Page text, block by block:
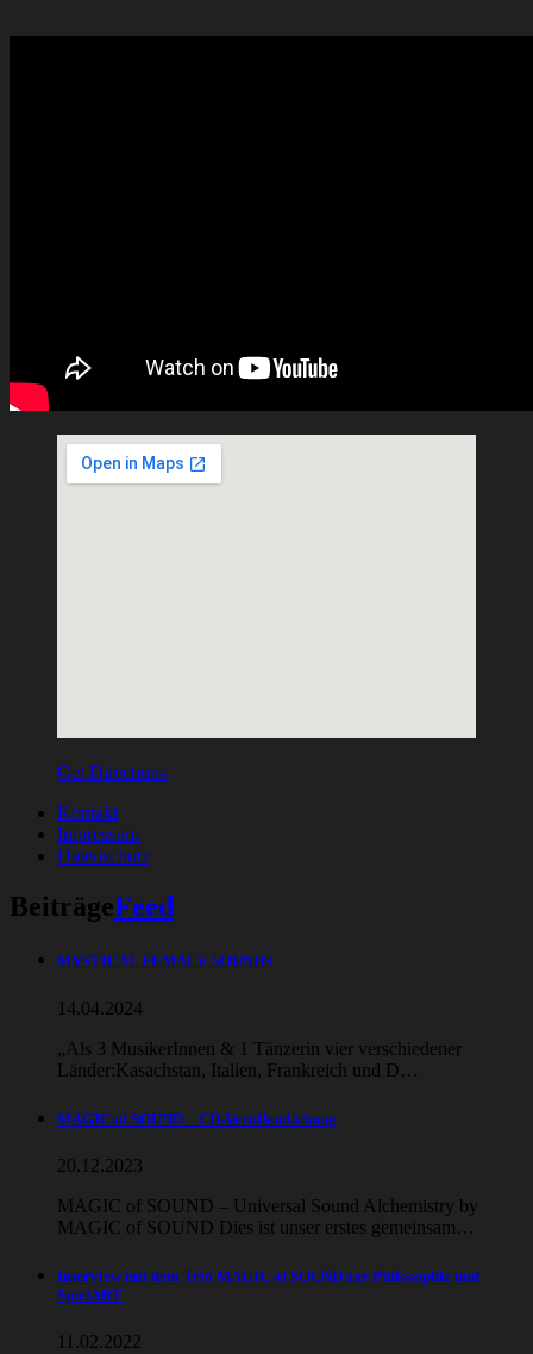
Get Directions
Kontakt
Impressum
Datenschutz
BeiträgeFeed
MYSTICAL FEMALE SOUNDS
14.04.2024
„Als 3 MusikerInnen & 1 Tänzerin vier verschiedener
Länder:Kasachstan, Italien, Frankreich und D…
MAGIC of SOUND – CD-Veröffentlichung
20.12.2023
MAGIC of SOUND – Universal Sound Alchemistry by
MAGIC of SOUND Dies ist unser erstes gemeinsam…
Interview mit dem Trio MAGIC of SOUND zur Philosophie und
SpielART
11.02.2022